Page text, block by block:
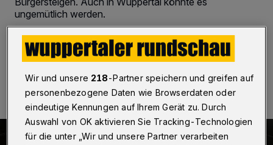
ungemütlich werden.
04.01.2025 , 21:04 Uhr Eine Minute Lesezeit
Wir und unsere 218-Partner speichern und greifen auf
personenbezogene Daten wie Browserdaten oder
eindeutige Kennungen auf Ihrem Gerät zu. Durch
Auswahl von OK aktivieren Sie Tracking-Technologien
für die unter „Wir und unsere Partner verarbeiten